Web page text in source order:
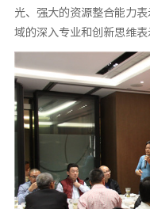
光、强大的资源整合能力
域的深入专业和创新思维表